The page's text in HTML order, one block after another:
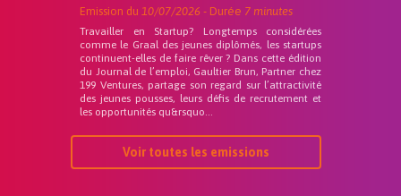
Emission du 10/07/2026 - Durée 7 minutes
Travailler en Startup? Longtemps considérées
comme le Graal des jeunes diplômés, les startups
continuent-elles de faire rêver ? Dans cette édition
du Journal de l’emploi, Gaultier Brun, Partner chez
199 Ventures, partage son regard sur l’attractivité
des jeunes pousses, leurs défis de recrutement et
les opportunités qu&rsquo...
Voir toutes les emissions